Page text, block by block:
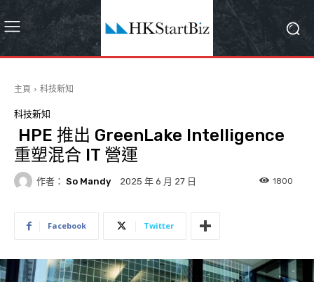
主頁 科技新知
科技新知
HPE 推出 GreenLake Intelligence
重塑混合 IT 營運
作者： So Mandy 2025 年 6 月 27 日 1800
Facebook Twitter